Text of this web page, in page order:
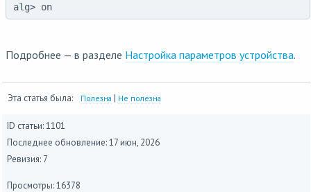
alg> on
Подробнее — в разделе Настройка параметров устройства.
Эта статья была: Полезна | Не полезна
ID статьи: 1101
Последнее обновление:17 июн, 2026
Ревизия: 7
Просмотры: 16378